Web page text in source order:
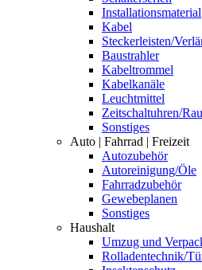
Installationsmaterial
Kabel
Steckerleisten/
Baustrahler
Kabeltrommel
Kabelkanäle
Leuchtmittel
Zeitschaltuhren/
Sonstiges
Auto | Fahrrad | Freizeit
Autozubehör
Autoreinigung/Öle
Fahrradzubehör
Gewebeplanen
Sonstiges
Haushalt
Umzug und
Rolladentechnik/